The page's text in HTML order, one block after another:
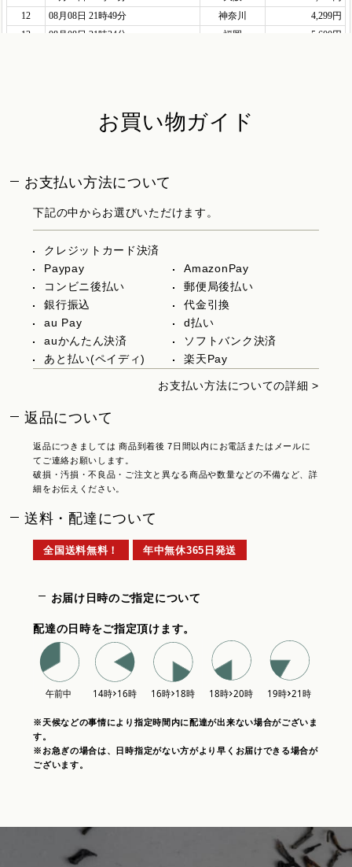
お買い物ガイド
お支払い方法について
下記の中からお選びいただけます。
クレジットカード決済
Paypay
AmazonPay
コンビニ後払い
郵便局後払い
銀行振込
代金引換
au Pay
d払い
auかんたん決済
ソフトバンク決済
あと払い(ペイディ)
楽天Pay
お支払い方法についての詳細 >
返品について
返品につきましては 商品到着後 7日間以内にお電話またはメールに
てご連絡お願いします。
破損・汚損・不良品・ご注文と異なる商品や数量などの不備など、詳
細をお伝えください。
送料・配達について
全国送料無料！ 年中無休365日発送
お届け日時のご指定について
配達の日時をご指定頂けます。
※天候などの事情により指定時間内に配達が出来ない場合がございま
す。
※お急ぎの場合は、日時指定がない方がより早くお届けできる場合が
ございます。